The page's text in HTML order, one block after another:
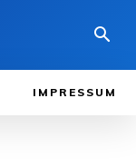
IMPRESSUM